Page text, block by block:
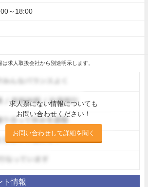
～18:00
求人取扱会社から別途明示します。
求人票にない情報についても
お問い合わせください！
お問い合わせして詳細を聞く
ト情報